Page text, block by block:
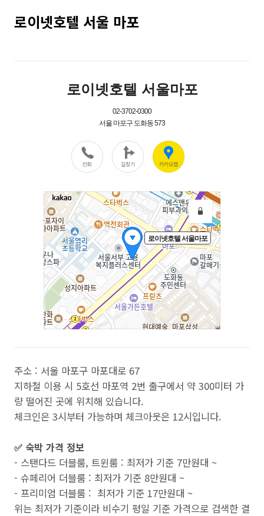
로이넷호텔 서울 마포
주소 : 서울 마포구 마포대로 67
지하철 이용 시 5호선 마포역 2번 출구에서 약 300미터 가
량 떨어진 곳에 위치해 있습니다.
체크인은 3시부터 가능하며 체크아웃은 12시입니다.
✅ 숙박 가격 정보
- 스탠다드 더블룸, 트윈룸 : 최저가 기준 7만원대 ~
- 슈페리어 더블룸 : 최저가 기준 8만원대 ~
- 프리미엄 더블룸 : 최저가 기준 17만원대 ~
위는 최저가 기준이라 비수기 평일 기준 가격으로 검색한 결